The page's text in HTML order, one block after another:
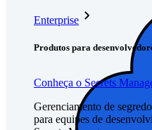
Enterprise
Produtos para
Conheça o Secrets
Gerenciamento de
para equipes de